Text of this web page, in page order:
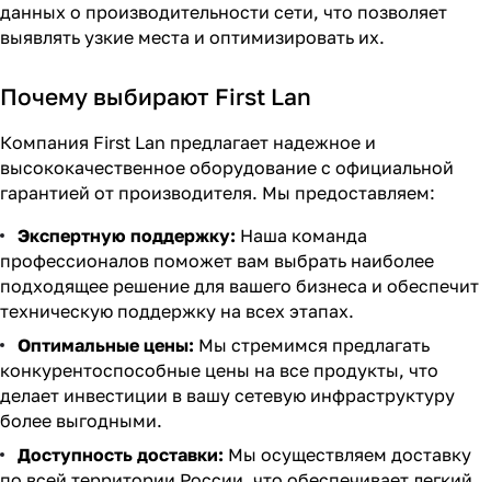
данных о производительности сети, что позволяет
выявлять узкие места и оптимизировать их.
Почему выбирают First Lan
Компания First Lan предлагает надежное и
высококачественное оборудование с официальной
гарантией от производителя. Мы предоставляем:
Экспертную поддержку: Наша команда
профессионалов поможет вам выбрать наиболее
подходящее решение для вашего бизнеса и обеспечит
техническую поддержку на всех этапах.
Оптимальные цены: Мы стремимся предлагать
конкурентоспособные цены на все продукты, что
делает инвестиции в вашу сетевую инфраструктуру
более выгодными.
Доступность доставки: Мы осуществляем доставку